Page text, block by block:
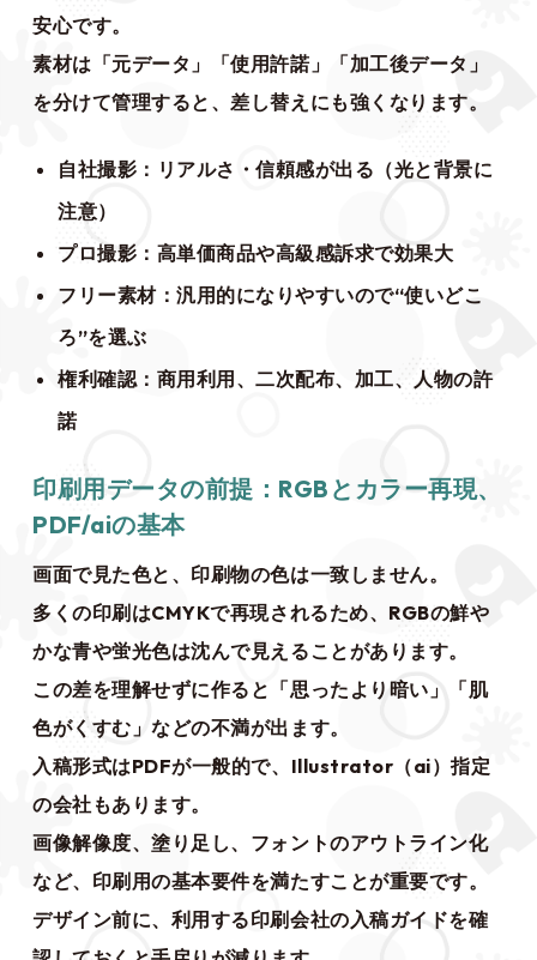
安心です。
素材は「元データ」「使用許諾」「加工後データ」
を分けて管理すると、差し替えにも強くなります。
自社撮影：リアルさ・信頼感が出る（光と背景に
注意）
プロ撮影：高単価商品や高級感訴求で効果大
フリー素材：汎用的になりやすいので“使いどこ
ろ”を選ぶ
権利確認：商用利用、二次配布、加工、人物の許
諾
印刷用データの前提：RGBとカラー再現、
PDF/aiの基本
画面で見た色と、印刷物の色は一致しません。
多くの印刷はCMYKで再現されるため、RGBの鮮や
かな青や蛍光色は沈んで見えることがあります。
この差を理解せずに作ると「思ったより暗い」「肌
色がくすむ」などの不満が出ます。
入稿形式はPDFが一般的で、Illustrator（ai）指定
の会社もあります。
画像解像度、塗り足し、フォントのアウトライン化
など、印刷用の基本要件を満たすことが重要です。
デザイン前に、利用する印刷会社の入稿ガイドを確